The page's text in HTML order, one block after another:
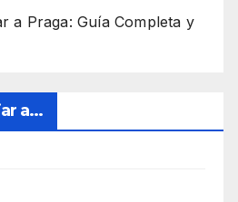
a Praga: Guía Completa y
a...